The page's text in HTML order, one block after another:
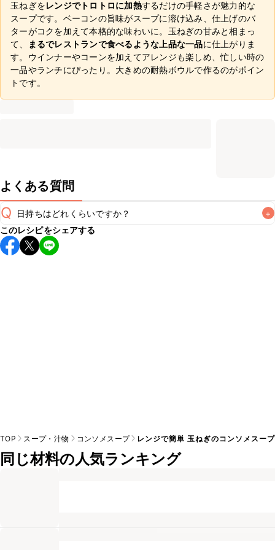
玉ねぎをレンジでトロトロに加熱するだけの手軽さが魅力的な
スープです。ベーコンの旨味がスープに溶け込み、仕上げのバ
ターがコクを加えて本格的な味わいに。玉ねぎの甘みと相まっ
て、
まるでレストランで食べるような上品な一品に仕上がりま
す。ウインナーやコーンを加えてアレンジも楽しめ、忙しい時の
一品やランチにぴったり。大きめの耐熱ボウルで作るのがポイン
トです。
よくある質問
Q 日持ちはどれくらいですか？ +
保存期間は冷蔵で翌日中が目安です。なるべくお早めにお召
し上がりください。
このレシピをシェアする
TOP スープ・汁物 コンソメスープ レンジで簡単 玉ねぎのコンソメスープ
同じ材料の人気ランキング